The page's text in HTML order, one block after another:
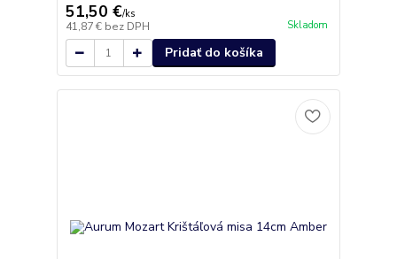
51,50 €/ks
41,87 € bez DPH Skladom
Pridať do košíka